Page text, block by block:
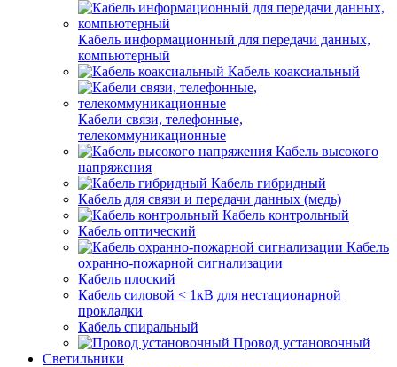
Кабель информационный для передачи данных,
компьютерный
Кабель коаксиальный
Кабели связи, телефонные,
телекоммуникационные
Кабель высокого
напряжения
Кабель гибридный
Кабель для связи и передачи данных (медь)
Кабель контрольный
Кабель оптический
Кабель
охранно-пожарной сигнализации
Кабель плоский
Кабель силовой < 1кВ для нестационарной
прокладки
Кабель спиральный
Провод установочный
Светильники